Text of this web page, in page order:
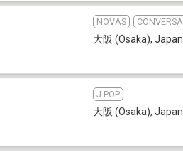
NOVAS CONVERSA
大阪 (Osaka), Japan
J-POP
大阪 (Osaka), Japan